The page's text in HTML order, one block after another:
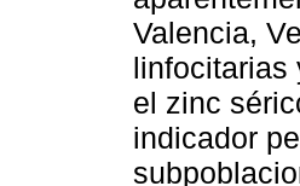
Valencia,
linfocitarias
el zinc
indicador